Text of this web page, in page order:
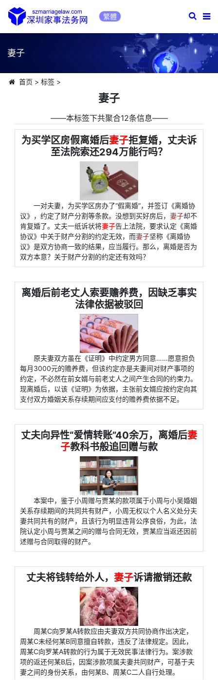
繁體
妻子
首页 > 标签>
妻子
――本标签下共聚合12条信息――
为买学区房假离婚后妻子拒复婚，丈夫诉
至法院索还294万能行吗？
一对夫妻，为买学区房办了“假离婚”，并签订《离婚协
议》，约定了财产分割等条款。没想到买好房后， 妻子却不
肯复婚了。丈夫一纸诉状将妻子告上法院，要求认定《离婚
协议》中关于财产分割的约定无效，而妻子坚称《离婚协
议》是双方协商一致的结果，应当履行。那么，离婚是否为
双方本意？关于财产分割的约定还有效吗？
离婚后前老丈人索要赡养费，因缺乏事实
法律依据被驳回
原夫妻双方虽在《证明》中约定男方同意……愿意担负
每月3000元的赡养费，但该约定亦是夫妻间对财产事项的
约定，不必然在前女婿与前老丈人之间产生合同的约束力。
现离婚后，以该《证明》为依据，主张前女婿应按约定向其
支付双方婚姻关系存续期间应支付的赡养费依据不足。
丈夫向异性“爱情转账”40余万，离婚后妻
子教科书般追回赠与款
本案中，鉴于小周赠与贾某的款项属于小周与小吴婚姻
关系存续期间的共同共有财产，小周无权以个人名义处分夫
妻共同共有的财产，且该行为明显违背公序良俗，为此，法
院认定小周与贾某之间的赠与合同无效，贾某应当返还因前
述赠与合同取得的财产。
丈夫将钱转给外人， 妻子诉请撤销还款
周某C向罗某A转款应由夫妻双方共同协商作出决定，
周某C未经何某B同意擅自转款，违反了法律规定。因此，
周某C向罗某A转款的行为属于无效民事法律行为。案涉款
项的返还何某B后，因案涉款项属夫妻共同财产，可基于夫
妻之间的身份关系，由何某B、周某C二人自行处理。